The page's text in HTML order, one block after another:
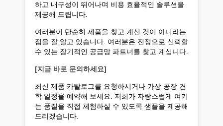
하고 내구성이 뛰어나며 비용 효율적인 솔루션을
제공해 드립니다.
여러분이 단순히 제품을 찾고 계신 것이 아니라는
점을 잘 알고 있습니다. 여러분은 진정으로 신뢰할
수 있는 장기적인 공급망 파트너를 찾고 계십니다.
[지금 바로 문의하세요]
최신 제품 카탈로그를 요청하시거나 가상 공장 견
학 일정을 예약해 보세요. 저희가 자랑스럽게 여기
는 품질을 직접 체험하실 수 있도록 샘플을 제공해
드리겠습니다.